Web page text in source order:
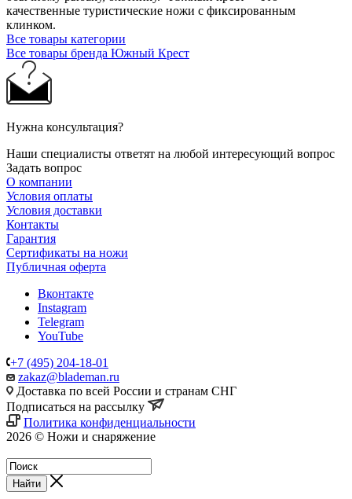
качественные туристические ножи с фиксированным
клинком.
Все товары категории
Все товары бренда Южный Крест
Нужна консультация?
Наши специалисты ответят на любой интересующий вопрос
Задать вопрос
О компании
Условия оплаты
Условия доставки
Контакты
Гарантия
Сертификаты на ножи
Публичная оферта
Вконтакте
Instagram
Telegram
YouTube
+7 (495) 204-18-01
zakaz@blademan.ru
Доставка по всей России и странам СНГ
Подписаться на рассылку
Политика конфиденциальности
2026 © Ножи и снаряжение
Найти